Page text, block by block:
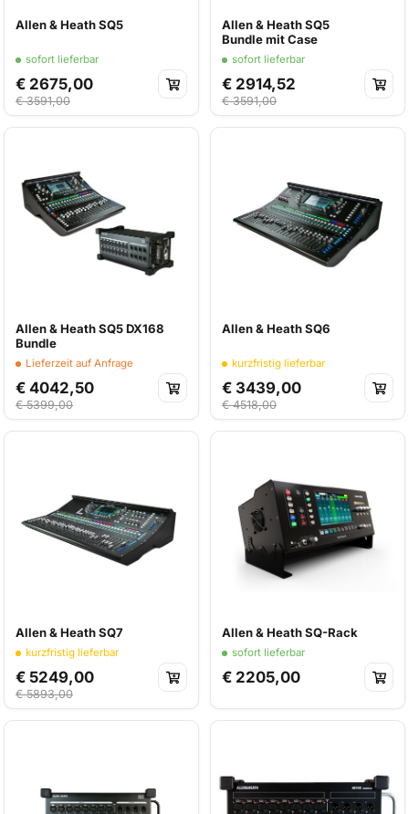
Allen & Heath SQ5
sofort lieferbar
€ 2675,00
€ 3591,00
Allen & Heath SQ5
Bundle mit Case
sofort lieferbar
€ 2914,52
€ 3591,00
Allen & Heath SQ5 DX168
Bundle
Lieferzeit auf Anfrage
€ 4042,50
€ 5399,00
Allen & Heath SQ6
kurzfristig lieferbar
€ 3439,00
€ 4518,00
Allen & Heath SQ7
kurzfristig lieferbar
€ 5249,00
€ 5893,00
Allen & Heath SQ-Rack
sofort lieferbar
€ 2205,00